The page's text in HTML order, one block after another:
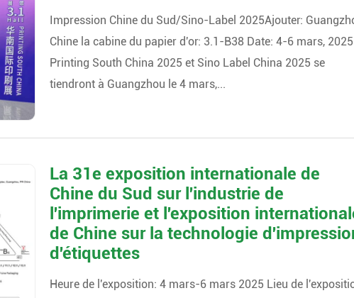
Impression Chine du Sud/Sino-Label 2025Ajouter:
Chine la cabine du papier d'or: 3.1-B38 Date: 4-6 mars, 2025
Printing South China 2025 et Sino Label China 2025 se
tiendront à Guangzhou le 4 mars,...
La 31e exposition internationale de
Chine du Sud sur l'industrie de
l'imprimerie et l'exposition
de Chine sur la technologie
d'étiquettes
Heure de l'exposition: 4 mars-6 mars 2025 Lieu de